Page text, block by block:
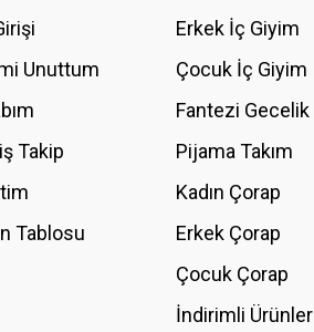
Unuttum
Takip
Tablosu
Erkek İç Giyim
Çocuk İç Giyim
Fantezi Gecelik
Pijama Takım
Kadın Çorap
Erkek Çorap
Çocuk Çorap
İndirimli Ürünler